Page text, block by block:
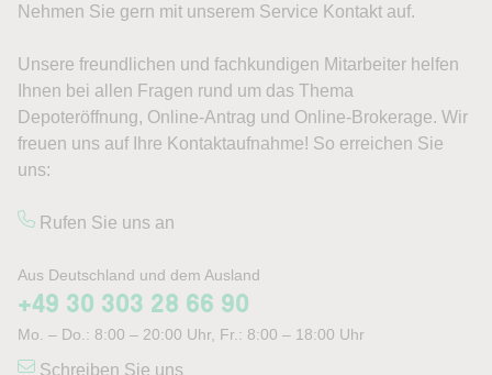
Nehmen Sie gern mit unserem Service Kontakt auf.
Unsere freundlichen und fachkundigen Mitarbeiter helfen
Ihnen bei allen Fragen rund um das Thema
Depoteröffnung, Online-Antrag und Online-Brokerage. Wir
freuen uns auf Ihre Kontaktaufnahme! So erreichen Sie
uns:
Rufen Sie uns an
Aus Deutschland und dem Ausland
+49 30 303 28 66 90
Mo. – Do.: 8:00 – 20:00 Uhr, Fr.: 8:00 – 18:00 Uhr
Schreiben Sie uns